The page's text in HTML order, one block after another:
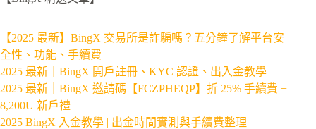
【2025 最新】BingX 交易所是詐騙嗎？五分鐘了解平台安
全性、功能、手續費
2025 最新｜BingX 開戶註冊、KYC 認證、出入金教學
2025 最新｜BingX 邀請碼【FCZPHEQP】折 25% 手續費 +
8,200U 新戶禮
2025 BingX 入金教學 | 出金時間實測與手續費整理